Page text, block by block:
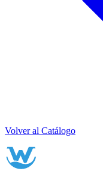
Volver al Catálogo